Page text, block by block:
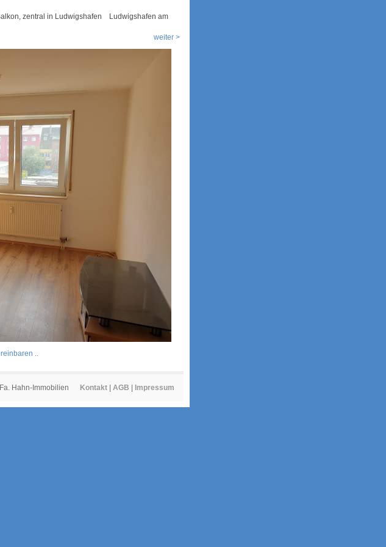
zentral in Ludwigshafen Ludwigshafen am
weiter >
..
Fa. Hahn-Immobilien Kontakt AGB Impressum